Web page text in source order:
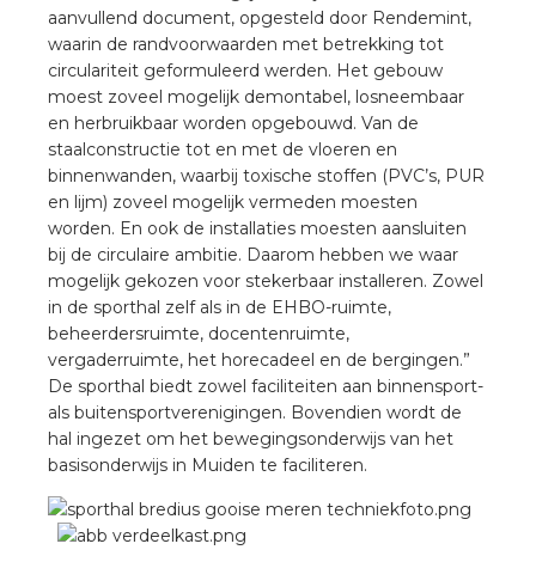
aanvullend document, opgesteld door Rendemint,
waarin de randvoorwaarden met betrekking tot
circulariteit geformuleerd werden. Het gebouw
moest zoveel mogelijk demontabel, losneembaar
en herbruikbaar worden opgebouwd. Van de
staalconstructie tot en met de vloeren en
binnenwanden, waarbij toxische stoffen (PVC’s, PUR
en lijm) zoveel mogelijk vermeden moesten
worden. En ook de installaties moesten aansluiten
bij de circulaire ambitie. Daarom hebben we waar
mogelijk gekozen voor stekerbaar installeren. Zowel
in de sporthal zelf als in de EHBO-ruimte,
beheerdersruimte, docentenruimte,
vergaderruimte, het horecadeel en de bergingen.”
De sporthal biedt zowel faciliteiten aan binnensport-
als buitensportverenigingen. Bovendien wordt de
hal ingezet om het bewegingsonderwijs van het
basisonderwijs in Muiden te faciliteren.
Academy